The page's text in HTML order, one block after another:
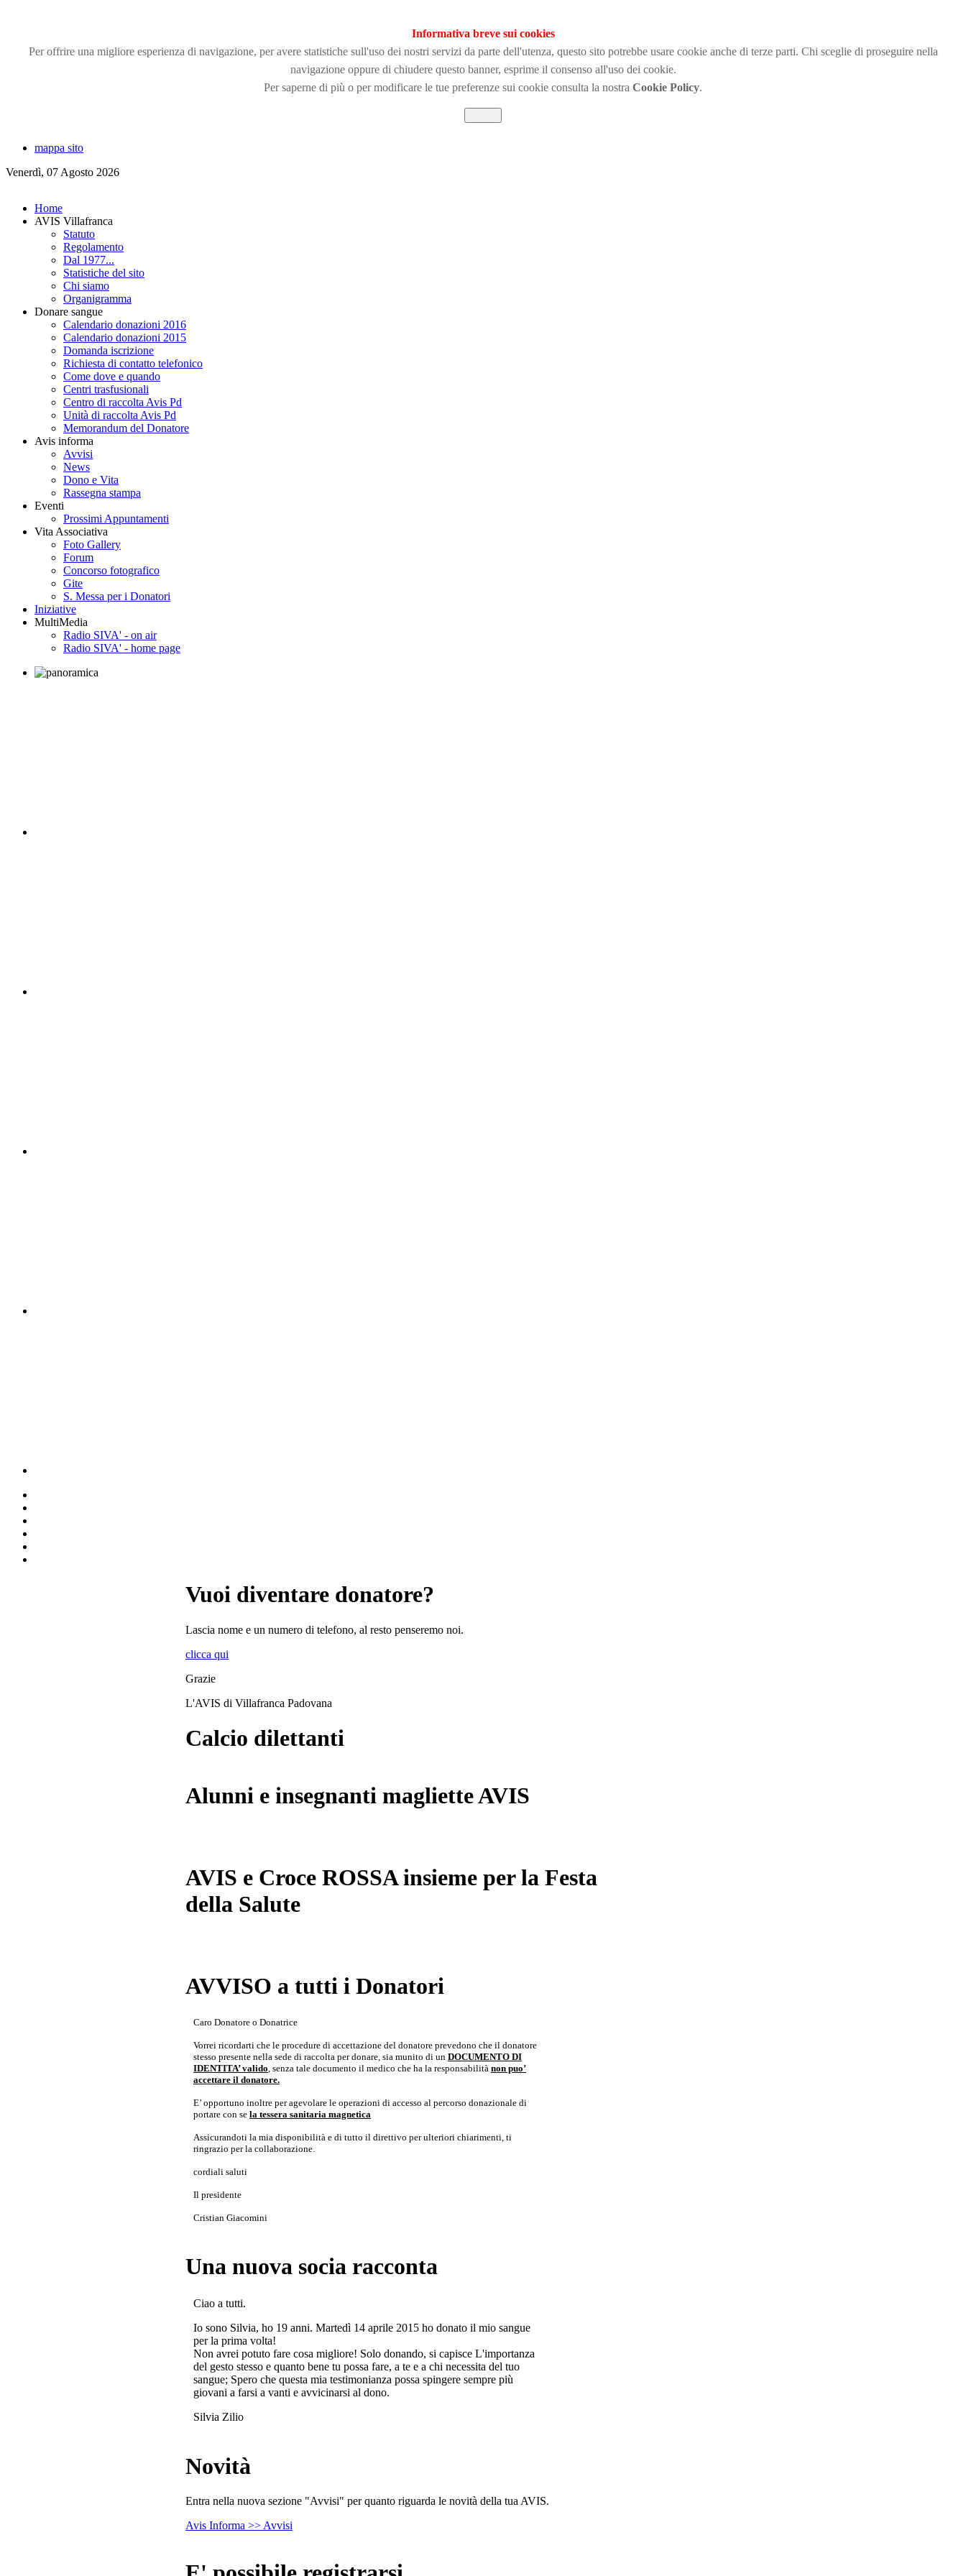
Informativa breve sui cookies
Per offrire una migliore esperienza di navigazione, per avere statistiche sull'uso dei nostri servizi da parte dell'utenza, questo sito potrebbe usare cookie anche di terze parti. Chi sceglie di proseguire nella
navigazione oppure di chiudere questo banner, esprime il consenso all'uso dei cookie.
Per saperne di più o per modificare le tue preferenze sui cookie consulta la nostra Cookie Policy.
mappa sito
Venerdì, 07 Agosto 2026
Home
AVIS Villafranca
Statuto
Regolamento
Dal 1977...
Statistiche del sito
Chi siamo
Organigramma
Donare sangue
Calendario donazioni 2016
Calendario donazioni 2015
Domanda iscrizione
Richiesta di contatto telefonico
Come dove e quando
Centri trasfusionali
Centro di raccolta Avis Pd
Unità di raccolta Avis Pd
Memorandum del Donatore
Avis informa
Avvisi
News
Dono e Vita
Rassegna stampa
Eventi
Prossimi Appuntamenti
Vita Associativa
Foto Gallery
Forum
Concorso fotografico
Gite
S. Messa per i Donatori
Iniziative
MultiMedia
Radio SIVA' - on air
Radio SIVA' - home page
Vuoi diventare donatore?
Lascia nome e un numero di telefono, al resto penseremo noi.
clicca qui
Grazie
L'AVIS di Villafranca Padovana
Calcio dilettanti
Alunni e insegnanti magliette AVIS
AVIS e Croce ROSSA insieme per la Festa
della Salute
AVVISO a tutti i Donatori
Caro Donatore o Donatrice
Vorrei ricordarti che le procedure di accettazione del donatore prevedono che il donatore
stesso presente nella sede di raccolta per donare, sia munito di un DOCUMENTO DI
IDENTITA’ valido, senza tale documento il medico che ha la responsabilità non puo’
accettare il donatore.
E’ opportuno inoltre per agevolare le operazioni di accesso al percorso donazionale di
portare con se la tessera sanitaria magnetica
Assicurandoti la mia disponibilità e di tutto il direttivo per ulteriori chiarimenti, ti
ringrazio per la collaborazione.
cordiali saluti
Il presidente
Cristian Giacomini
Una nuova socia racconta
Ciao a tutti.
Io sono Silvia, ho 19 anni. Martedì 14 aprile 2015 ho donato il mio sangue
per la prima volta!
Non avrei potuto fare cosa migliore! Solo donando, si capisce L'importanza
del gesto stesso e quanto bene tu possa fare, a te e a chi necessita del tuo
sangue; Spero che questa mia testimonianza possa spingere sempre più
giovani a farsi a vanti e avvicinarsi al dono.
Silvia Zilio
Novità
Entra nella nuova sezione "Avvisi" per quanto riguarda le novità della tua AVIS.
Avis Informa >> Avvisi